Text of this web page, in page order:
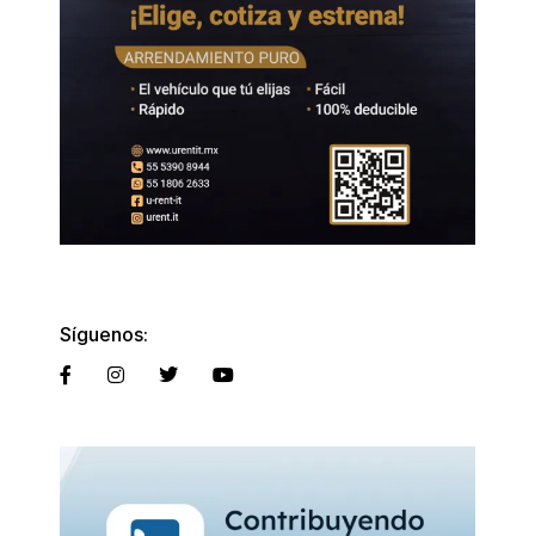
Síguenos: